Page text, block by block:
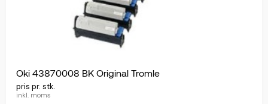
Oki 43870008 BK Original Tromle
pris pr. stk.
inkl. moms